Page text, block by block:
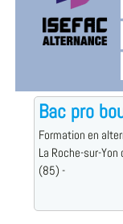
Bac pro
Formation en
La Roche-sur-Yon
(85) -